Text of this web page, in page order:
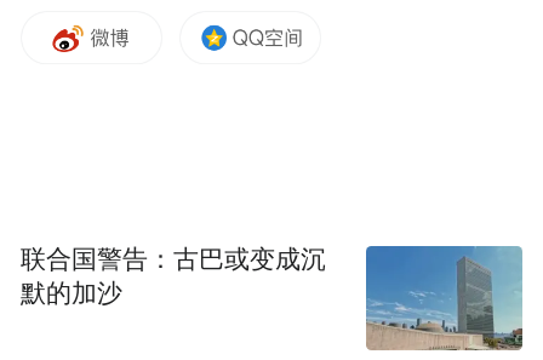
阳明高在报告中介绍。
源在能源结构中占比，丰富能源多元化供应
体系，为能源安全保障机制的优化带来新契
联合国警告：古巴或变成沉
默的加沙